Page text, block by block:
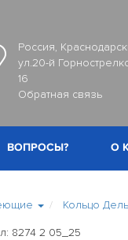
Россия,
ул.20-й
16
Обратная связь
ВОПРОСЫ? О
Кольцо
8274 2 05_25